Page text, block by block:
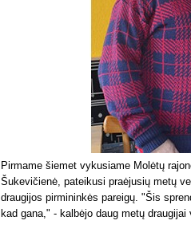
Pirmame šiemet vykusiame Molėtų
Šukevičienė, pateikusi praėjusių metų
draugijos pirmininkės pareigų. "Šis
kad gana," - kalbėjo daug metų